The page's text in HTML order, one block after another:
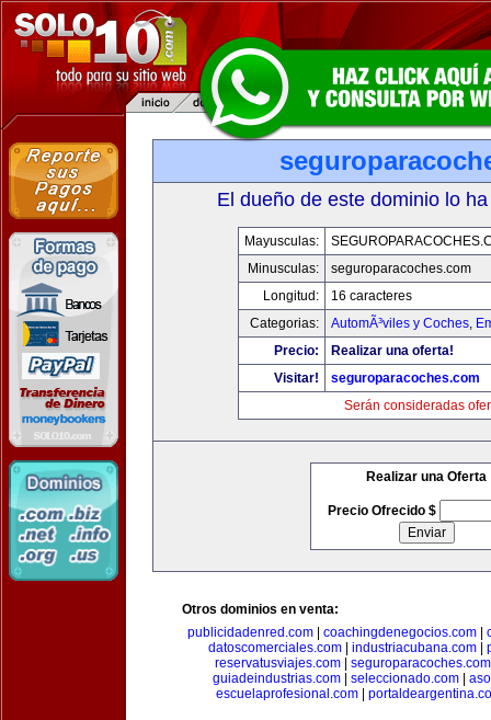
El dueño de este dominio lo
Mayusculas:
Minusculas:
seguroparacoches.com
Longitud:
16 caracteres
Categorias:
AutomÃ³viles y Coches,
Precio:
Realizar una oferta!
Visitar!
seguroparacoches.com
Serán consideradas
Realizar una Oferta
Precio Ofrecido $
Otros dominios en venta:
publicidadenred.com| coachingdenegocios.com|
datoscomerciales.com| industriacubana.com|
reservatusviajes.com| seguroparacoches.com
guiadeindustrias.com
seleccionado.com
escuelaprofesional.com